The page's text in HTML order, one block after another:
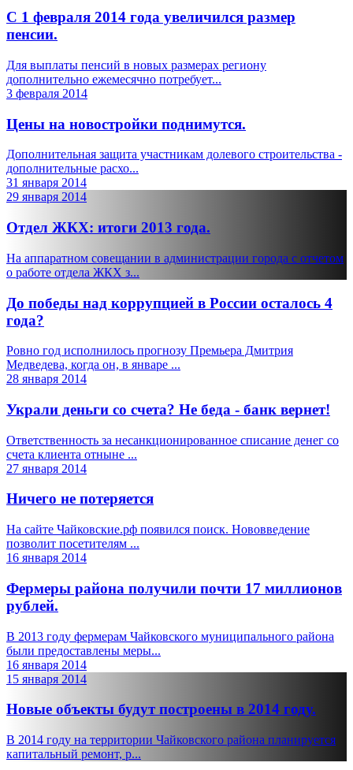
С 1 февраля 2014 года увеличился размер
пенсии.
Для выплаты пенсий в новых размерах региону
дополнительно ежемесячно потребует...
3 февраля 2014
Цены на новостройки поднимутся.
Дополнительная защита участникам долевого строительства -
дополнительные расхо...
31 января 2014
29 января 2014
Отдел ЖКХ: итоги 2013 года.
На аппаратном совещании в администрации города с отчетом
о работе отдела ЖКХ з...
До победы над коррупцией в России осталось 4
года?
Ровно год исполнилось прогнозу Премьера Дмитрия
Медведева, когда он, в январе ...
28 января 2014
Украли деньги со счета? Не беда - банк вернет!
Ответственность за несанкционированное списание денег со
счета клиента отныне ...
27 января 2014
Ничего не потеряется
На сайте Чайковские.рф появился поиск. Нововведение
позволит посетителям ...
16 января 2014
Фермеры района получили почти 17 миллионов
рублей.
В 2013 году фермерам Чайковского муниципального района
были предоставлены меры...
16 января 2014
15 января 2014
Новые объекты будут построены в 2014 году.
В 2014 году на территории Чайковского района планируется
капитальный ремонт, р...